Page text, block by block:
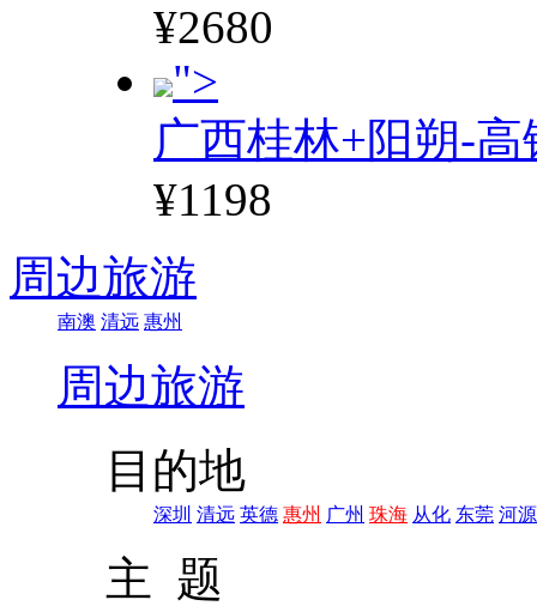
¥2680
">
广西桂林+阳朔-高
¥1198
周边旅游
南澳 清远 惠州
周边旅游
目的地
深圳 清远 英德 惠州 广州 珠海 从化 东莞 河源
主 题